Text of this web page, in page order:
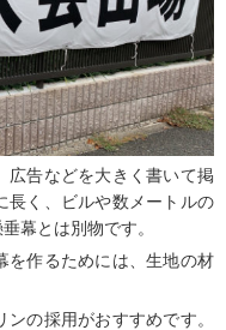
広告などを大きく書いて掲
長く、ビルや数メートルの
幕とは別物です。
を作るためには、生地の材
の採用がおすすめです。